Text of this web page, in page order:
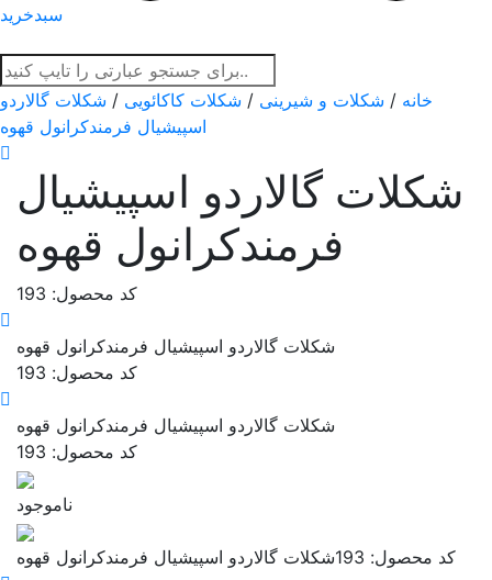
سبدخرید
خانه / شکلات و شیرینی / شکلات کاکائویی / شکلات گالاردو
اسپیشیال فرمندکرانول قهوه
شکلات گالاردو اسپیشیال
فرمندکرانول قهوه
کد محصول: 193
شکلات گالاردو اسپیشیال فرمندکرانول قهوه
کد محصول: 193
شکلات گالاردو اسپیشیال فرمندکرانول قهوه
کد محصول: 193
ناموجود
شکلات گالاردو اسپیشیال فرمندکرانول قهوه کد محصول: 193